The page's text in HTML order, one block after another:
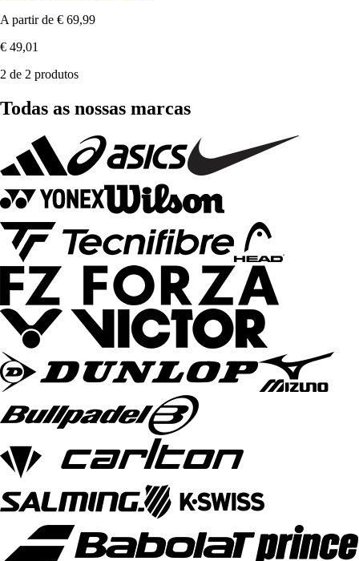
A partir de € 69,99
€ 49,01
2 de 2 produtos
Todas as nossas marcas